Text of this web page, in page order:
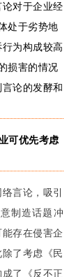
对于企业经
处于劣势地
为构成较高
损害的情况
论的发酵和
可优先考虑
言论，吸引
制造话题冲
存在侵害企
了考虑《民
了《反不正